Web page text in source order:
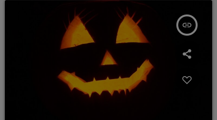
insert_link